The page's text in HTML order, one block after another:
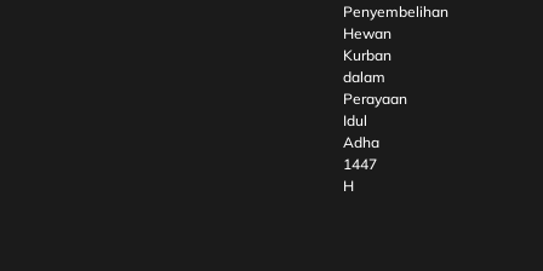
Penyembelihan
Hewan
Kurban
dalam
Perayaan
Idul
Adha
1447
H